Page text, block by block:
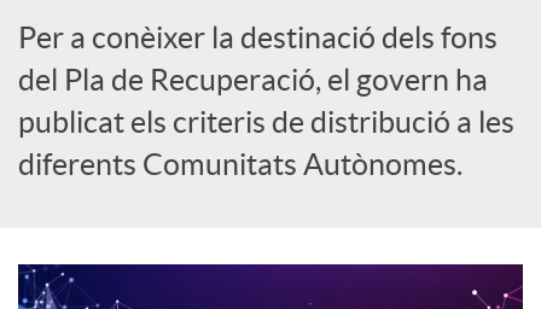
s
S
o
c
Per a conèixer la destinació dels fons
del Pla de Recuperació, el govern ha
publicat els criteris de distribució a les
diferents Comunitats Autònomes.